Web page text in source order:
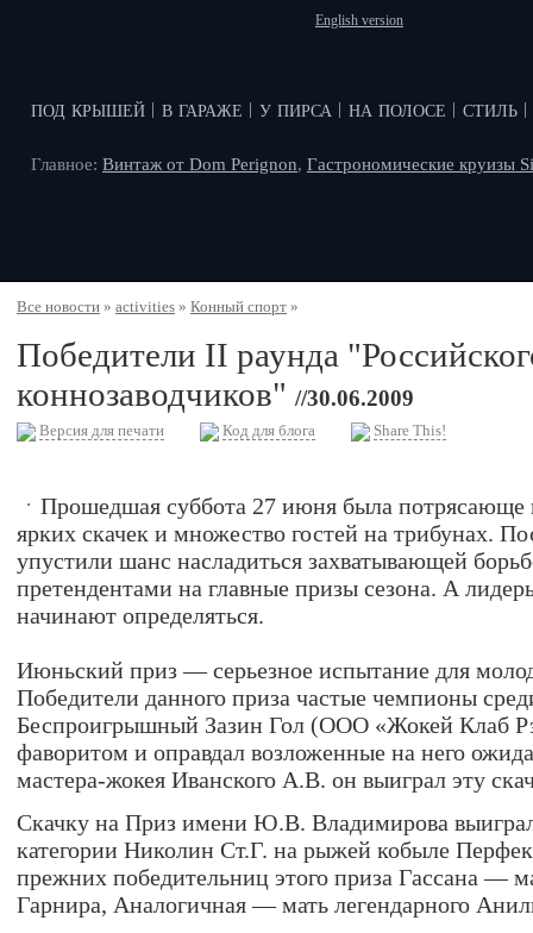
English version
под крышей в гараже у пирса на полосе стиль
Главное: Винтаж от Dom Perignon, Гастрономические круизы
Все новости » activities » Конный спорт »
Победители II раунда
коннозаводчиков" //30.06.2009
Версия для печати Код для блога Share This!
Прошедшая суббота 27 июня была потрясающе
ярких скачек и множество гостей на трибунах.
упустили шанс насладиться захватывающей
претендентами на главные призы сезона. А
начинают определяться.
Июньский приз — серьезное испытание для
Победители данного приза частые чемпионы
Беспроигрышный Зазин Гол (ООО «Жокей Клаб
фаворитом и оправдал возложенные на него
мастера-жокея Иванского А.В. он выиграл эту
Скачку на Приз имени Ю.В. Владимирова
категории Николин Ст.Г. на рыжей кобыле
прежних победительниц этого приза Гассана —
Гарнира, Аналогичная — мать легендарного